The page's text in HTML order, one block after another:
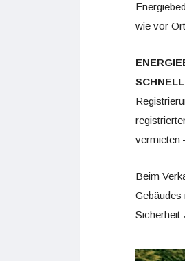
wie vor
vermieten
Beim
Gebäudes
Sicherheit